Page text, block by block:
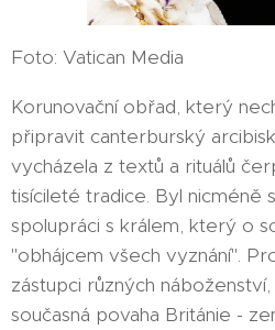
Foto: Vatican Media
Korunovační obřad, který
připravit canterburský
vycházela z textů a rituálů
tisícileté tradice. Byl nicméně
spolupráci s králem, který o
"obhájcem všech vyznání".
zástupci různých
současná povaha Británie -